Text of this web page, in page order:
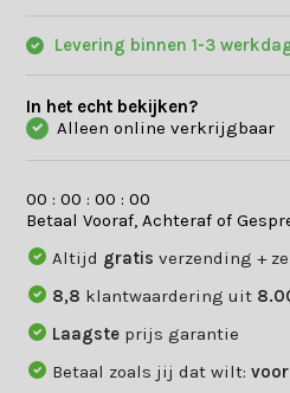
Levering binnen 1-3
In het echt bekijken?
Alleen online verkrijgbaar
00 :00 :00 :00
Betaal Vooraf, Achteraf of
Altijd gratisverzending +
8,8 klantwaardering uit
Laagste prijs garantie
Betaal zoals jij dat wilt: